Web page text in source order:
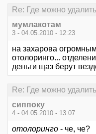
Re: Где можно
мумлакотам
3 - 04.05.2010 - 12:23
на захарова
отолоринго...
деньги щаз берут
Re: Где можно
сиппоку
4 - 04.05.2010 - 13:07
отолоринго - че, че?